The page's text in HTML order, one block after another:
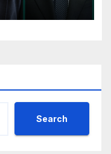
Search